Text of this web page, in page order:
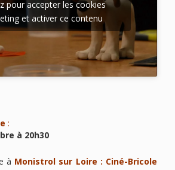
pour accepter les cookies
et activer ce contenu
:
à 20h30
à Monistrol sur Loire : Ciné-Bricole